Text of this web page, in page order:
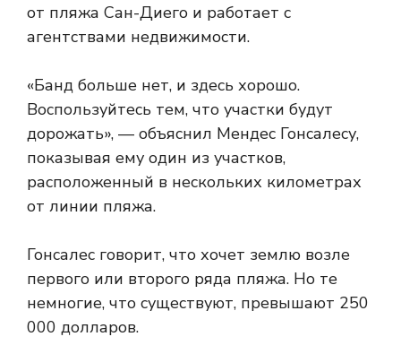
от пляжа Сан-Диего и работает с
агентствами недвижимости.
«Банд больше нет, и здесь хорошо.
Воспользуйтесь тем, что участки будут
дорожать», — объяснил Мендес Гонсалесу,
показывая ему один из участков,
расположенный в нескольких километрах
от линии пляжа.
Гонсалес говорит, что хочет землю возле
первого или второго ряда пляжа. Но те
немногие, что существуют, превышают 250
000 долларов.